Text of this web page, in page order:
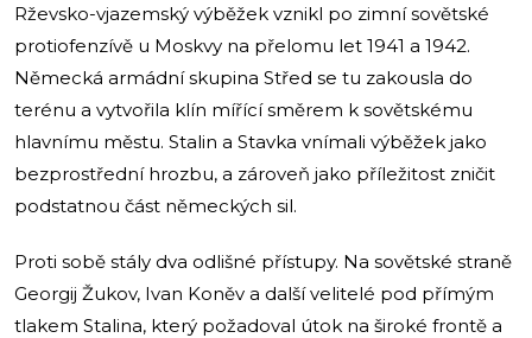
Rževsko-vjazemský výběžek vznikl po zimní sovětské
protiofenzívě u Moskvy na přelomu let 1941 a 1942.
Německá armádní skupina Střed se tu zakousla do
terénu a vytvořila klín mířící směrem k sovětskému
hlavnímu městu. Stalin a Stavka vnímali výběžek jako
bezprostřední hrozbu, a zároveň jako příležitost zničit
podstatnou část německých sil.
Proti sobě stály dva odlišné přístupy. Na sovětské straně
Georgij Žukov, Ivan Koněv a další velitelé pod přímým
tlakem Stalina, který požadoval útok na široké frontě a